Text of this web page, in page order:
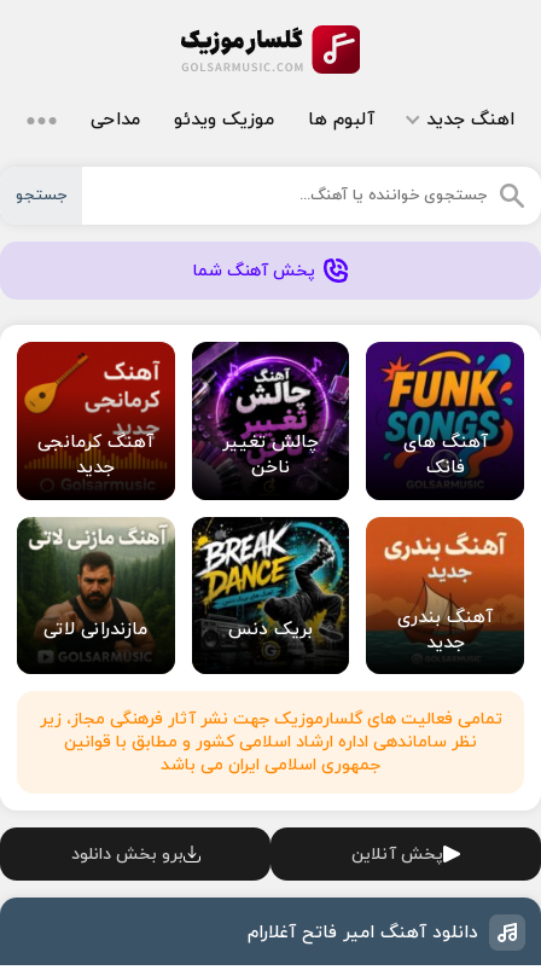
اهنگ جدید آلبوم ها موزیک ویدئو مداحی
جستجو
پخش آهنگ شما
آهنگ های
فانک
چالش تغییر
ناخن
آهنگ کرمانجی
جدید
آهنگ بندری
جدید
بریک دنس مازندرانی لاتی
تمامی فعالیت های گلسارموزیک جهت نشر آثار فرهنگی مجاز، زیر
نظر ساماندهی اداره ارشاد اسلامی کشور و مطابق با قوانین
جمهوری اسلامی ایران می باشد
پخش آنلاین برو بخش دانلود
دانلود آهنگ امیر فاتح آغلارام